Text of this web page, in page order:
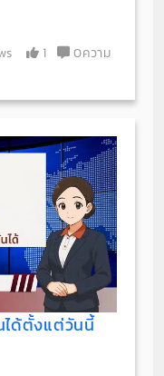
1
0ความ
ได้ตั้งแต่วันนี้